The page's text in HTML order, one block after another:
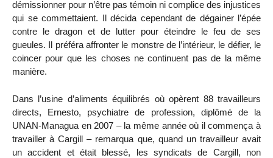
démissionner pour n’être pas témoin ni complice des injustices
qui se commettaient. Il décida cependant de dégainer l’épée
contre le dragon et de lutter pour éteindre le feu de ses
gueules. Il préféra affronter le monstre de l’intérieur, le défier, le
coincer pour que les choses ne continuent pas de la même
manière.
Dans l’usine d’aliments équilibrés où opèrent 88 travailleurs
directs, Ernesto, psychiatre de profession, diplômé de la
UNAN-Managua en 2007 – la même année où il commença à
travailler à Cargill – remarqua que, quand un travailleur avait
un accident et était blessé, les syndicats de Cargill, non